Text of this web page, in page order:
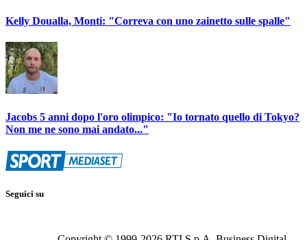
Kelly Doualla, Monti: "Correva con uno zainetto sulle spalle"
Jacobs 5 anni dopo l'oro olimpico: "Io tornato quello di Tokyo?
Non me ne sono mai andato..."
Seguici su